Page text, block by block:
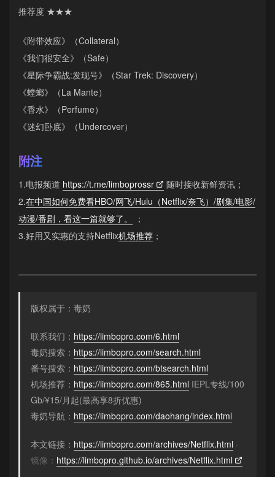
推荐度 ★★★
《附带效应》（Collateral）
《我们很安全》（Safe）
《星际争霸战:发现号》（Star Trek: Discovery）
《螳螂》（La Mante）
《香水》（Perfume）
《迷幻卧底》（Undercover）
附注
1.电报频道 https://t.me/limboprossr
随时接收新鲜资讯；
2.在中国如何免费看HBO/网飞/Hulu（Netflix/奈飞）/剧集/电影/
动漫/番剧，看这一篇就够了。
；
3.好用又实惠的支持Netflix机场推荐 ；
版权属于：毒奶
联系我们： https://limbopro.com/6.html
毒奶搜索： https://limbopro.com/search.html
番号搜索： https://limbopro.com/btsearch.html
机场推荐： https://limbopro.com/865.html IEPL专线/100
Gb/¥15/月起(最高享8折优惠)
毒奶导航： https://limbopro.com/daohang/index.html
本文链接： https://limbopro.com/archives/Netflix.html ·
镜像： https://limbopro.github.io/archives/Netflix.html